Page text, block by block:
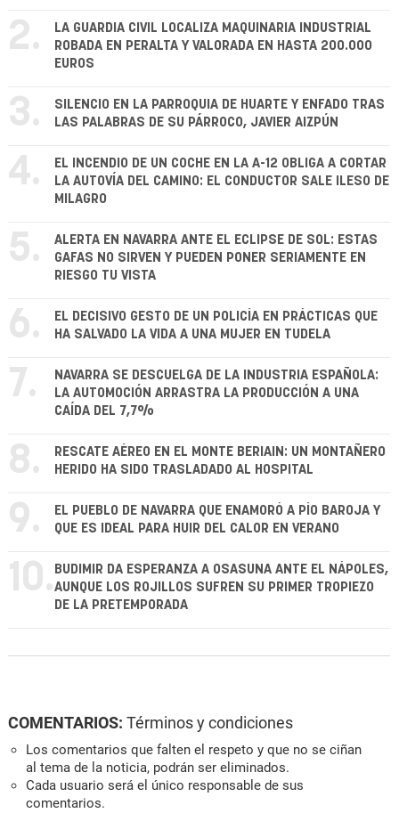
2.
LA GUARDIA CIVIL LOCALIZA MAQUINARIA INDUSTRIAL
ROBADA EN PERALTA Y VALORADA EN HASTA 200.000
EUROS
3.
SILENCIO EN LA PARROQUIA DE HUARTE Y ENFADO TRAS
LAS PALABRAS DE SU PÁRROCO, JAVIER AIZPÚN
4.
EL INCENDIO DE UN COCHE EN LA A-12 OBLIGA A CORTAR
LA AUTOVÍA DEL CAMINO: EL CONDUCTOR SALE ILESO DE
MILAGRO
5.
ALERTA EN NAVARRA ANTE EL ECLIPSE DE SOL: ESTAS
GAFAS NO SIRVEN Y PUEDEN PONER SERIAMENTE EN
RIESGO TU VISTA
6.
EL DECISIVO GESTO DE UN POLICÍA EN PRÁCTICAS QUE
HA SALVADO LA VIDA A UNA MUJER EN TUDELA
7.
NAVARRA SE DESCUELGA DE LA INDUSTRIA ESPAÑOLA:
LA AUTOMOCIÓN ARRASTRA LA PRODUCCIÓN A UNA
CAÍDA DEL 7,7%
8.
RESCATE AÉREO EN EL MONTE BERIAIN: UN MONTAÑERO
HERIDO HA SIDO TRASLADADO AL HOSPITAL
9.
EL PUEBLO DE NAVARRA QUE ENAMORÓ A PÍO BAROJA Y
QUE ES IDEAL PARA HUIR DEL CALOR EN VERANO
10. BUDIMIR DA ESPERANZA A OSASUNA ANTE EL NÁPOLES,
AUNQUE LOS ROJILLOS SUFREN SU PRIMER TROPIEZO
DE LA PRETEMPORADA
COMENTARIOS: Términos y condiciones
Los comentarios que falten el respeto y que no se ciñan
al tema de la noticia, podrán ser eliminados.
Cada usuario será el único responsable de sus
comentarios.